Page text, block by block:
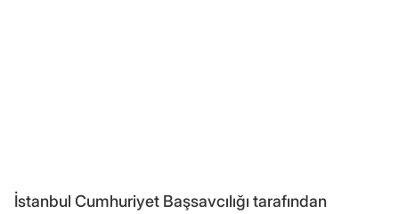
İstanbul Cumhuriyet Başsavcılığı tarafından